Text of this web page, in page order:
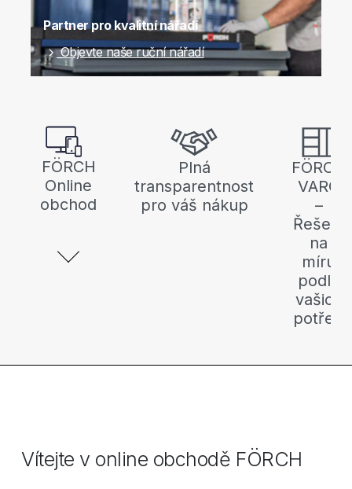
Partner pro kvalitní nářadí
Objevte naše ruční nářadí
FÖRCH
Online
obchod
Plná
transparentnost
pro váš nákup
FÖRCH
VARO
–
Řešení
na
míru
podle
vašich
potřeb
Vítejte v online obchodě FÖRCH